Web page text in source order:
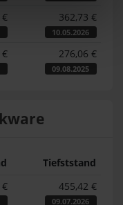
362,73 €
10.05.2026
€ 276,06 €
09.08.2025
Tiefststand
€ 455,42 €
09.07.2026